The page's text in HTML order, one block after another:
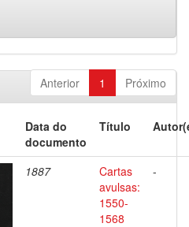
Anterior 1 Próximo
Data do
documento
Título
1887
Cartas
avulsas:
1550-
1568
-